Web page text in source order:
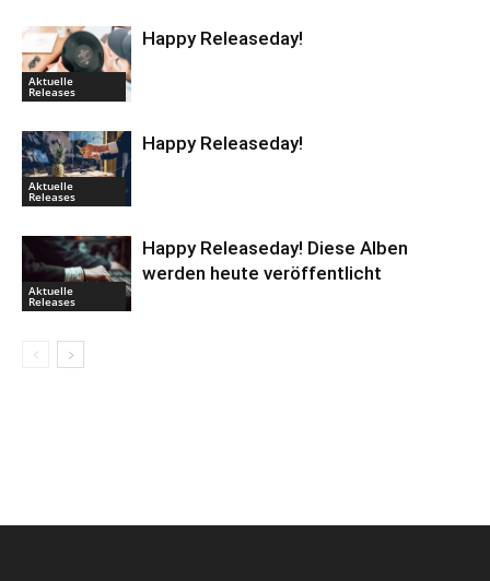
Aktuelle
Releases
Happy Releaseday!
Aktuelle
Releases
Happy Releaseday!
Aktuelle
Releases
Happy Releaseday! Diese Alben
werden heute veröffentlicht